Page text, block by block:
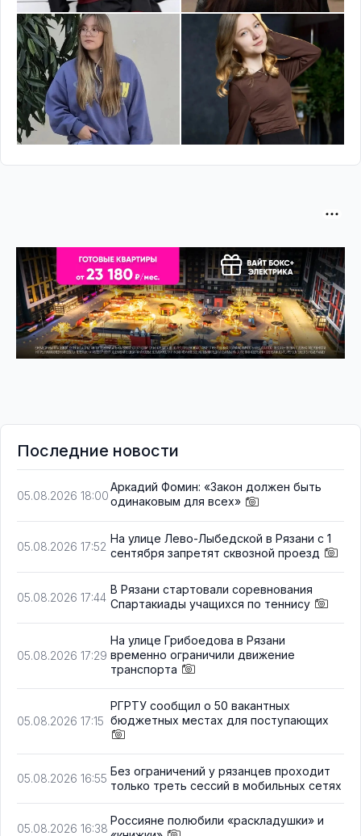
Последние новости
05.08.2026 18:00
Аркадий Фомин: «Закон должен быть
одинаковым для всех»
05.08.2026 17:52
На улице Лево-Лыбедской в Рязани с 1
сентября запретят сквозной проезд
05.08.2026 17:44
В Рязани стартовали соревнования
Спартакиады учащихся по теннису
05.08.2026 17:29
На улице Грибоедова в Рязани
временно ограничили движение
транспорта
05.08.2026 17:15
РГРТУ сообщил о 50 вакантных
бюджетных местах для поступающих
05.08.2026 16:55
Без ограничений у рязанцев проходит
только треть сессий в мобильных сетях
05.08.2026 16:38
Россияне полюбили «раскладушки» и